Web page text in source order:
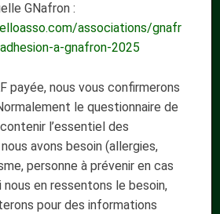
GNafron :
associations/gnafr
a-gnafron-2025
payée, nous vous confirmerons
le questionnaire de
l’essentiel des
avons besoin (allergies,
personne à prévenir en cas
nous en ressentons le besoin,
pour des informations